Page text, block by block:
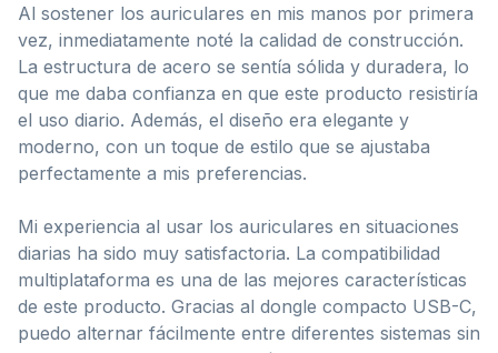
Al sostener los auriculares en mis manos por primera
vez, inmediatamente noté la calidad de construcción.
La estructura de acero se sentía sólida y duradera, lo
que me daba confianza en que este producto resistiría
el uso diario. Además, el diseño era elegante y
moderno, con un toque de estilo que se ajustaba
perfectamente a mis preferencias.
Mi experiencia al usar los auriculares en situaciones
diarias ha sido muy satisfactoria. La compatibilidad
multiplataforma es una de las mejores características
de este producto. Gracias al dongle compacto USB-C,
puedo alternar fácilmente entre diferentes sistemas sin